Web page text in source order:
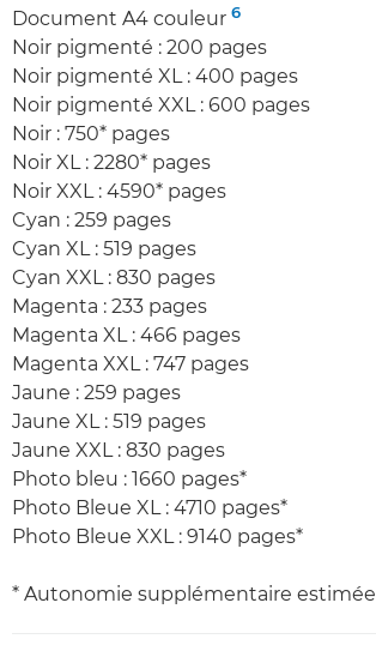
Document A4 couleur 6
Noir pigmenté : 200 pages
Noir pigmenté XL : 400 pages
Noir pigmenté XXL : 600 pages
Noir : 750* pages
Noir XL : 2280* pages
Noir XXL : 4590* pages
Cyan : 259 pages
Cyan XL : 519 pages
Cyan XXL : 830 pages
Magenta : 233 pages
Magenta XL : 466 pages
Magenta XXL : 747 pages
Jaune : 259 pages
Jaune XL : 519 pages
Jaune XXL : 830 pages
Photo bleu : 1660 pages*
Photo Bleue XL : 4710 pages*
Photo Bleue XXL : 9140 pages*
* Autonomie supplémentaire estimée